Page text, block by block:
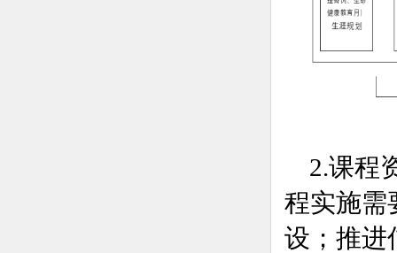
2.课程
程实施需
设；推进